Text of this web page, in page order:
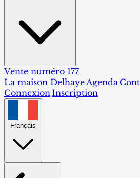
Vente numéro 177
La maison DelhayeAgenda
ConnexionInscription
Français